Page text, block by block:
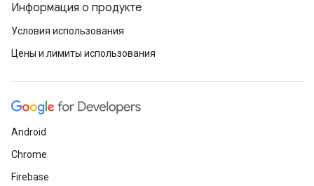
Информация о продукте
Условия использования
Цены и лимиты использования
Android
Chrome
Firebase